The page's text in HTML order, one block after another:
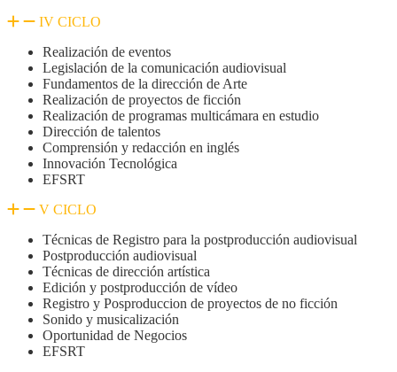
IV CICLO
Realización de eventos
Legislación de la comunicación audiovisual
Fundamentos de la dirección de Arte
Realización de proyectos de ficción
Realización de programas multicámara en estudio
Dirección de talentos
Comprensión y redacción en inglés
Innovación Tecnológica
EFSRT
V CICLO
Técnicas de Registro para la postproducción audiovisual
Postproducción audiovisual
Técnicas de dirección artística
Edición y postproducción de vídeo
Registro y Posproduccion de proyectos de no ficción
Sonido y musicalización
Oportunidad de Negocios
EFSRT